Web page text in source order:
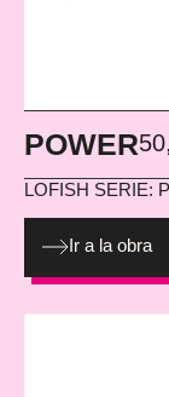
POWER
LOFISH SERIE:
Ir a la obra